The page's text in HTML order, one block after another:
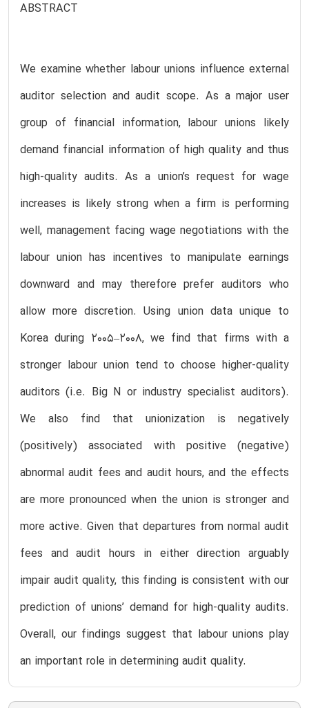
ABSTRACT
We examine whether labour unions influence external
auditor selection and audit scope. As a major user
group of financial information, labour unions likely
demand financial information of high quality and thus
high-quality audits. As a union’s request for wage
increases is likely strong when a firm is performing
well, management facing wage negotiations with the
labour union has incentives to manipulate earnings
downward and may therefore prefer auditors who
allow more discretion. Using union data unique to
Korea during 2005–2008, we find that firms with a
stronger labour union tend to choose higher-quality
auditors (i.e. Big N or industry specialist auditors).
We also find that unionization is negatively
(positively) associated with positive (negative)
abnormal audit fees and audit hours, and the effects
are more pronounced when the union is stronger and
more active. Given that departures from normal audit
fees and audit hours in either direction arguably
impair audit quality, this finding is consistent with our
prediction of unions’ demand for high-quality audits.
Overall, our findings suggest that labour unions play
an important role in determining audit quality.